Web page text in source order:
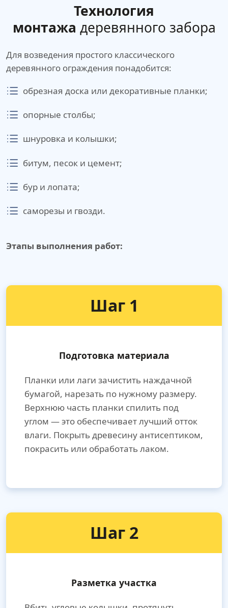
Технология
монтажа деревянного забора
Для возведения простого классического
деревянного ограждения понадобится:
обрезная доска или декоративные планки;
опорные столбы;
шнуровка и колышки;
битум, песок и цемент;
бур и лопата;
саморезы и гвозди.
Этапы выполнения работ:
Шаг 1
Подготовка материала
Планки или лаги зачистить наждачной
бумагой, нарезать по нужному размеру.
Верхнюю часть планки спилить под
углом — это обеспечивает лучший отток
влаги. Покрыть древесину антисептиком,
покрасить или обработать лаком.
Шаг 2
Разметка участка